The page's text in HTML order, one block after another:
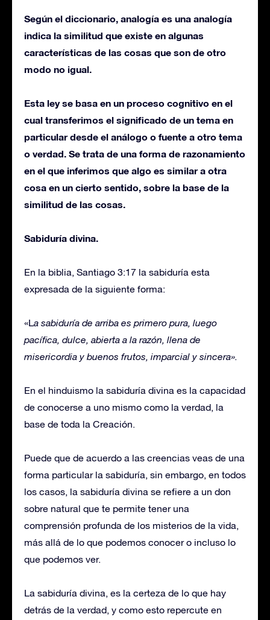
Según el diccionario, analogía es una analogía
indica la similitud que existe en algunas
características de las cosas que son de otro
modo no igual.
Esta ley se basa en un proceso cognitivo en el
cual transferimos el significado de un tema en
particular desde el análogo o fuente a otro tema
o verdad. Se trata de una forma de razonamiento
en el que inferimos que algo es similar a otra
cosa en un cierto sentido, sobre la base de la
similitud de las cosas.
Sabiduría divina.
En la biblia, Santiago 3:17 la sabiduría esta
expresada de la siguiente forma:
«La sabiduría de arriba es primero pura, luego
pacífica, dulce, abierta a la razón, llena de
misericordia y buenos frutos, imparcial y sincera».
En el hinduismo la sabiduría divina es la capacidad
de conocerse a uno mismo como la verdad, la
base de toda la Creación.
Puede que de acuerdo a las creencias veas de una
forma particular la sabiduría, sin embargo, en todos
los casos, la sabiduría divina se refiere a un don
sobre natural que te permite tener una
comprensión profunda de los misterios de la vida,
más allá de lo que podemos conocer o incluso lo
que podemos ver.
La sabiduría divina, es la certeza de lo que hay
detrás de la verdad, y como esto repercute en